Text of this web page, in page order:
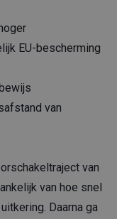
EU-bescherming
van
van
van hoe snel
Daarna ga